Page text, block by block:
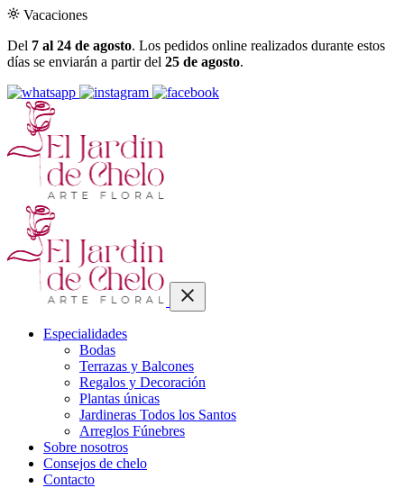
Vacaciones
Del 7 al 24 de agosto. Los pedidos online realizados durante estos
días se enviarán a partir del 25 de agosto.
Especialidades
Bodas
Terrazas y Balcones
Regalos y Decoración
Plantas únicas
Jardineras Todos los Santos
Arreglos Fúnebres
Sobre nosotros
Consejos de chelo
Contacto